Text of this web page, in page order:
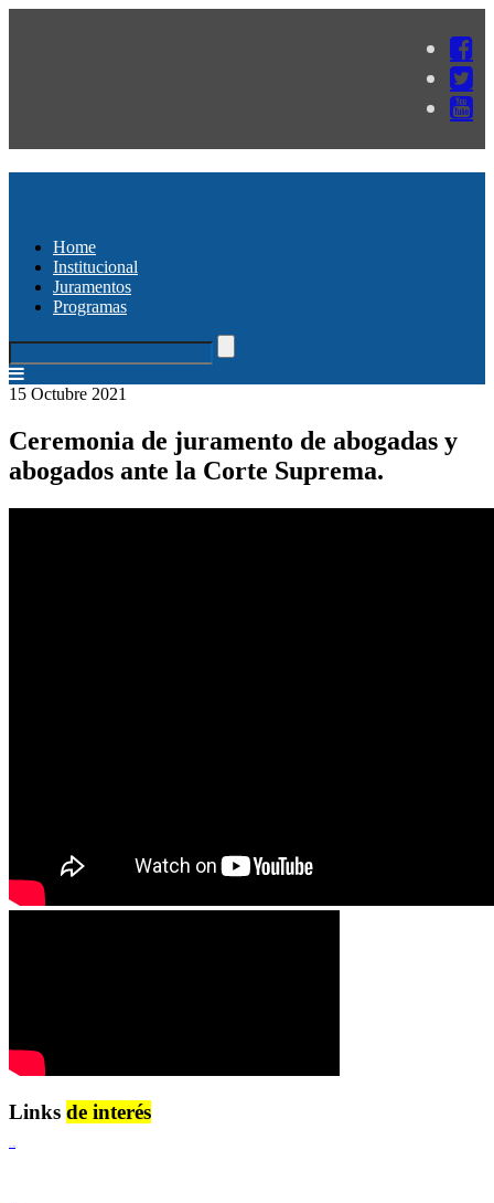
Home
Institucional
Juramentos
Programas
15 Octubre 2021
Ceremonia de juramento de abogadas y
abogados ante la Corte Suprema.
Links de interés